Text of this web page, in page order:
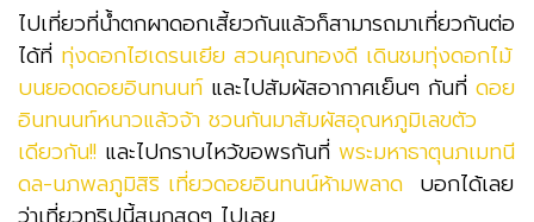
ไปเที่ยวที่น้ำตกผาดอกเสี้ยวกันแล้วก็สามารถมาเที่ยวกันต่อ
ได้ที่ ทุ่งดอกไฮเดรนเยีย สวนคุณทองดี เดินชมทุ่งดอกไม้
บนยอดดอยอินทนนท์และไปสัมผัสอากาศเย็นๆ กันที่ ดอย
อินทนนท์หนาวแล้วจ้า ชวนกันมาสัมผัสอุณหภูมิเลขตัว
เดียวกัน!! และไปกราบไหว้ขอพรกันที่ พระมหาธาตุนภเมทนี
ดล-นภพลภูมิสิริ เที่ยวดอยอินทนน์ห้ามพลาด บอกได้เลย